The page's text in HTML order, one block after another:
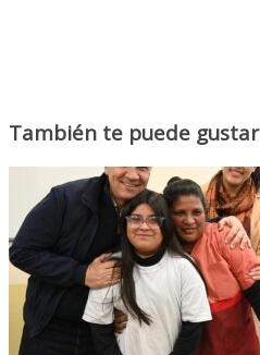
También te puede gustar